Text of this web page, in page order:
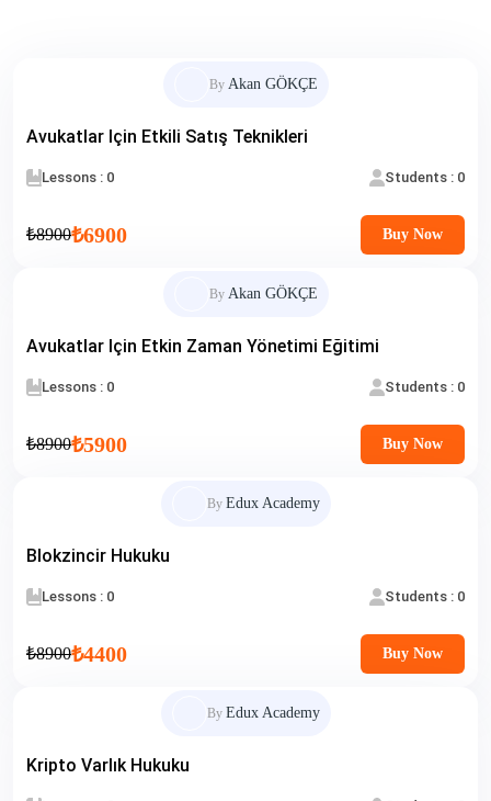
By Akan GÖKÇE
Avukatlar Için Etkili Satış Teknikleri
Lessons : 0 Students : 0
₺8900₺6900 Buy Now
By Akan GÖKÇE
Avukatlar Için Etkin Zaman Yönetimi Eğitimi
Lessons : 0 Students : 0
₺8900₺5900 Buy Now
By Edux Academy
Blokzincir Hukuku
Lessons : 0 Students : 0
₺8900₺4400 Buy Now
By Edux Academy
Kripto Varlık Hukuku